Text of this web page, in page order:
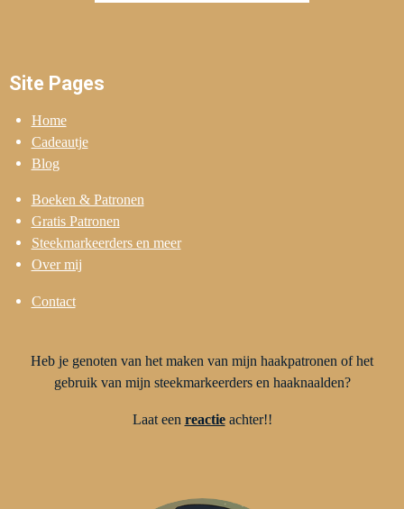
Site Pages
Home
Cadeautje
Blog
Boeken & Patronen
Gratis Patronen
Steekmarkeerders en meer
Over mij
Contact
Heb je genoten van het maken van mijn haakpatronen of het
gebruik van mijn steekmarkeerders en haaknaalden?
Laat een reactieachter!!